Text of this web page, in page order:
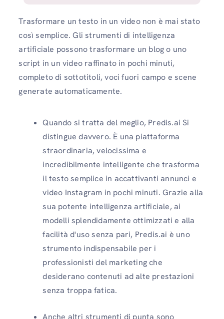
Trasformare un testo in un video non è mai stato
così semplice. Gli strumenti di intelligenza
artificiale possono trasformare un blog o uno
script in un video raffinato in pochi minuti,
completo di sottotitoli, voci fuori campo e scene
generate automaticamente.
Quando si tratta del meglio, Predis.ai Si
distingue davvero. È una piattaforma
straordinaria, velocissima e
incredibilmente intelligente che trasforma
il testo semplice in accattivanti annunci e
video Instagram in pochi minuti. Grazie alla
sua potente intelligenza artificiale, ai
modelli splendidamente ottimizzati e alla
facilità d'uso senza pari, Predis.ai è uno
strumento indispensabile per i
professionisti del marketing che
desiderano contenuti ad alte prestazioni
senza troppa fatica.
Anche altri strumenti di punta sono